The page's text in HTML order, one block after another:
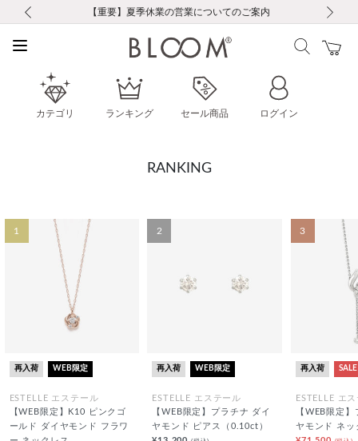
お修理・アフターサービスのご案内
【重要】令和８年熊本地震に伴う集配への影響について
【重要】ギフトラッピング料金改定および仕様変更のお知らせ
【重要】夏季休業の営業についてのご案内
税込5,500円以上で送料無料｜最短24時間以内に発送
新規会員登録で1000ポイントプレゼント！
新規LINE友だち登録で500円クーポンプレゼント
会員限定！レビュー投稿で100ポイントプレゼント
お修理・アフターサービスのご案内
【重要】令和８年熊本地震に伴う集配への影響について
カテゴリ ランキング セール商品 ログイン
RANKING
1
再入荷 WEB限定
ESTELLE エステール
【WEB限定】K10 ピンクゴ
ールド ダイヤモンド フラワ
2
再入荷 WEB限定
ESTELLE エステール
【WEB限定】プラチナ ダイ
ヤモンド ピアス（0.10ct）
3
再入荷 SALE
ESTELLE エ
【WEB限定
ヤモンド ネッ